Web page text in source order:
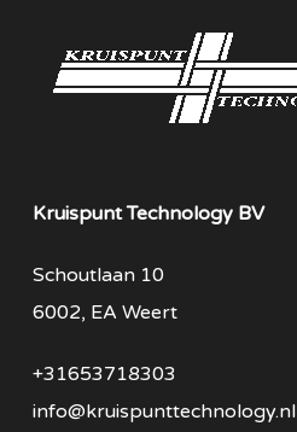
Kruispunt Technology BV
Schoutlaan 10
6002, EA Weert
+31653718303
info@kruispunttechnology.nl